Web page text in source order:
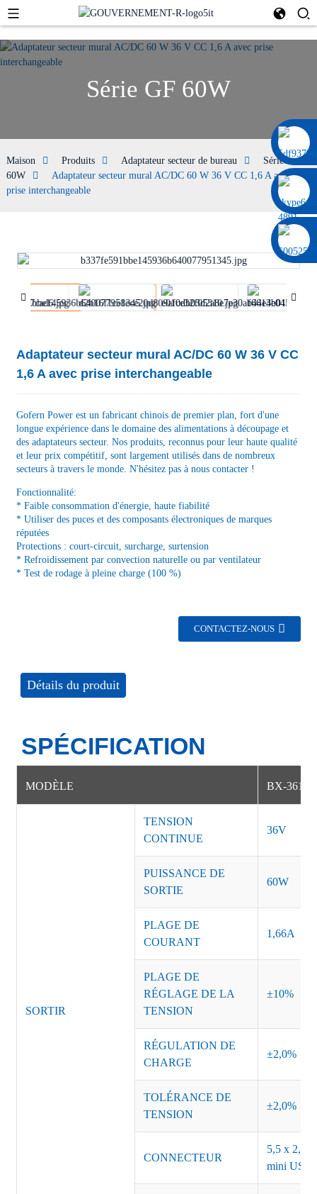
0086 13322920697
Série GF 60W
Maison Produits Adaptateur secteur de bureau
Série GF
60W
Adaptateur secteur mural AC/DC 60 W 36 V CC 1,6 A avec
prise interchangeable
Adaptateur secteur mural AC/DC 60 W 36 V CC
1,6 A avec prise interchangeable
Gofern Power est un fabricant chinois de premier plan, fort d'une
longue expérience dans le domaine des alimentations à découpage et
des adaptateurs secteur. Nos produits, reconnus pour leur haute qualité
et leur prix compétitif, sont largement utilisés dans de nombreux
secteurs à travers le monde. N'hésitez pas à nous contacter !
Fonctionnalité:
* Faible consommation d'énergie, haute fiabilité
* Utiliser des puces et des composants électroniques de marques
réputées
Protections : court-circuit, surcharge, surtension
* Refroidissement par convection naturelle ou par ventilateur
* Test de rodage à pleine charge (100 %)
CONTACTEZ-NOUS
Détails du produit
SPÉCIFICATION
MODÈLE BX-
SORTIR
TENSION
CONTINUE
36V
PUISSANCE DE
SORTIE
60W
PLAGE DE
COURANT
1,66A
PLAGE DE
RÉGLAGE DE LA
TENSION
±10%
RÉGULATION DE
CHARGE
±2,0%
TOLÉRANCE DE
TENSION
±2,0%
CONNECTEUR
5,5 x 2,5,
mini USB